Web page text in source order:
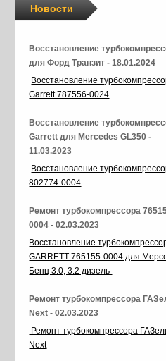
Новости
Восстановление
для Форд Транзит - 18.01.2024
Восстановление
Garrett 787556-0024
Восстановление
Garrett для Mercedes GL350 -
11.03.2023
Восстановление
802774-0004
Ремонт турбокомпрессора
0004 - 02.03.2023
Восстановление
GARRETT 765155-0004 для
Бенц 3.0, 3.2 дизель
Ремонт турбокомпрессора
Next - 02.03.2023
Ремонт турбокомпрессора
Next